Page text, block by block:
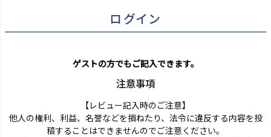
ログイン
ゲストの方でもご記入できます。
注意事項
【レビュー記入時のご注意】
他人の権利、利益、名誉などを損ねたり、法令に違反する内容を投
稿することはできませんのでご注意ください。